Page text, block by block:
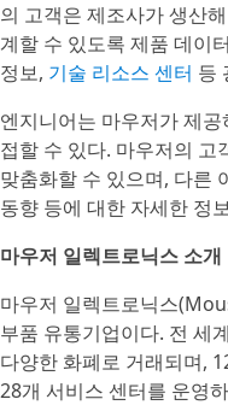
의 고객은 제조사가 생산
계할 수 있도록 제품 데이
정보, 기술 리소스 센터 등
엔지니어는 마우저가 제
접할 수 있다. 마우저의
맞춤화할 수 있으며, 다른
동향 등에 대한 자세한 정
마우저 일렉트로닉스 소개
마우저 일렉트로닉스
부품 유통기업이다. 전 세
다양한 화폐로 거래되며,
28개 서비스 센터를 운영